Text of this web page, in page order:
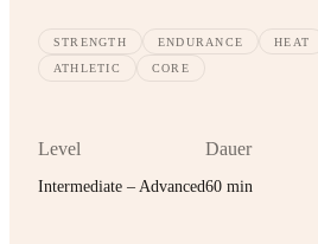
STRENGTH ENDURANCE HEAT
ATHLETIC CORE
Level
Intermediate – Advanced
Dauer
60 min